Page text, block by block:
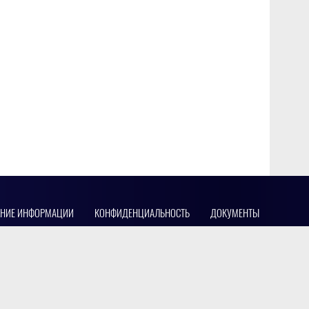
ИНФОРМАЦИИ КОНФИДЕНЦИАЛЬНОСТЬ ДОКУМЕНТЫ